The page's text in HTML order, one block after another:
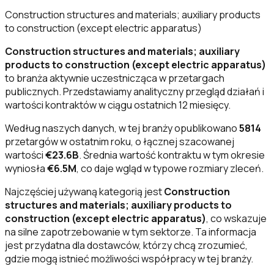
Construction structures and materials; auxiliary products
to construction (except electric apparatus)
Construction structures and materials; auxiliary
products to construction (except electric apparatus)
to branża aktywnie uczestnicząca w przetargach
publicznych. Przedstawiamy analityczny przegląd działań i
wartości kontraktów w ciągu ostatnich 12 miesięcy.
Według naszych danych, w tej branży opublikowano5814
przetargów w ostatnim roku, o łącznej szacowanej
wartości€23.6B. Średnia wartość kontraktu w tym okresie
wyniosła€6.5M, co daje wgląd w typowe rozmiary zleceń.
Najczęściej używaną kategorią jestConstruction
structures and materials; auxiliary products to
construction (except electric apparatus), co wskazuje
na silne zapotrzebowanie w tym sektorze. Ta informacja
jest przydatna dla dostawców, którzy chcą zrozumieć,
gdzie mogą istnieć możliwości współpracy w tej branży.